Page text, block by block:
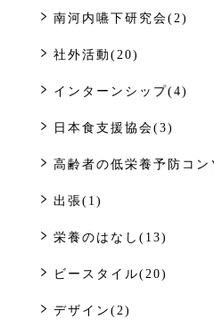
南河内嚥下研究会(2)
社外活動(20)
インターンシップ(4)
日本食支援協会(3)
高齢者の低栄養予防コ
出張(1)
栄養のはなし(13)
ビースタイル(20)
デザイン(2)